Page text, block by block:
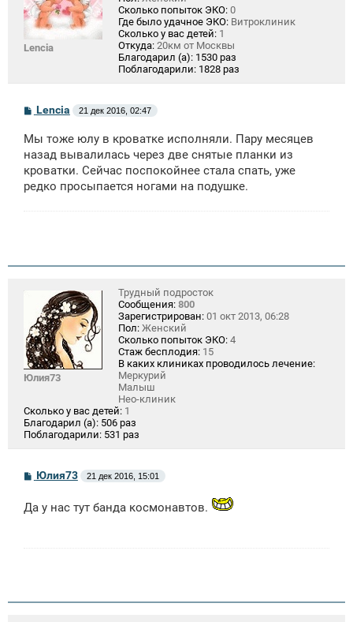
Lencia
Сколько попыток ЭКО: 0
Где было удачное ЭКО: Витроклиник
Сколько у вас детей: 1
Откуда: 20км от Москвы
Благодарил (а): 1530 раз
Поблагодарили: 1828 раз
С
о
б
щ
н
и
Lencia 21 дек 2016, 02:47
Мы тоже юлу в кроватке исполняли. Пару месяцев
назад вывалилась через две снятые планки из
кроватки. Сейчас поспокойнее стала спать, уже
редко просыпается ногами на подушке.
Юлия73
Трудный подросток
Сообщения: 800
Зарегистрирован: 01 окт 2013, 06:28
Пол: Женский
Сколько попыток ЭКО: 4
Стаж бесплодия: 15
В каких клиниках проводилось лечение:
Меркурий
Малыш
Нео-клиник
Сколько у вас детей: 1
Благодарил (а): 506 раз
Поблагодарили: 531 раз
С
о
б
Юлия73 21 дек 2016, 15:01
Да у нас тут банда космонавтов.